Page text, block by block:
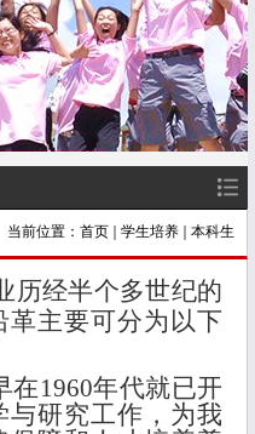
当前位置： 首页 学生培养 本科生
历经半个多世纪的
革主要可分为以下
在1960年代就已开
与研究工作，为我